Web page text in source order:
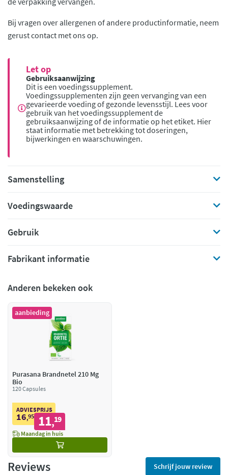
Bij vragen over allergenen of andere productinformatie, neem
gerust contact met ons op.
Let op
Gebruiksaanwijzing
Dit is een voedingssupplement.
Voedingssupplementen zijn geen vervanging van een
gevarieerde voeding of gezonde levensstijl. Lees voor
gebruik van het voedingssupplement de
gebruiksaanwijzing of de informatie op het etiket. Hier
staat informatie met betrekking tot doseringen,
bijwerkingen en waarschuwingen.
Samenstelling
Voedingswaarde
Gebruik
Fabrikant informatie
Anderen bekeken ook
aanbieding
Purasana Brandnetel 210 Mg
Bio
120 Capsules
ADVIESPRIJS
16,95 11,19
Maandag in huis
Reviews Schrijf jouw review